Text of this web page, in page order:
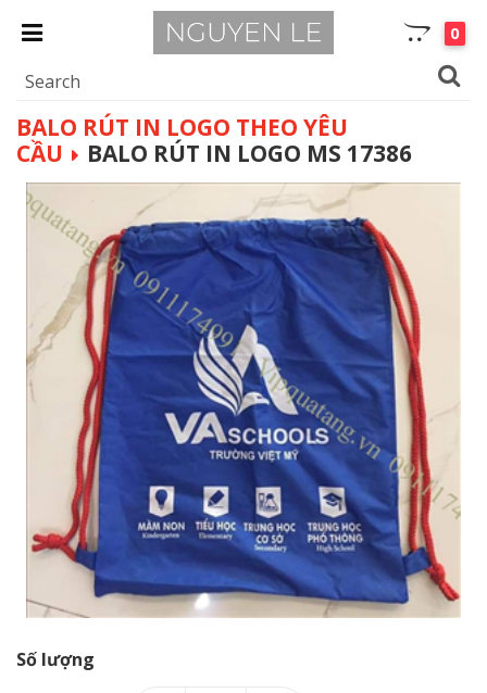
0
BALO RÚT IN LOGO THEO YÊU
CẦU
BALO RÚT IN LOGO MS 17386
Số lượng